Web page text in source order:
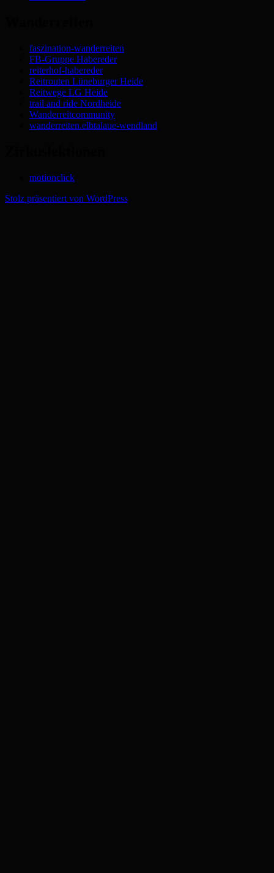
faszination-wanderreiten
FB-Gruppe Habereder
reiterhof-habereder
Reitrouten Lüneburger Heide
Reitwege LG Heide
trail and ride Nordheide
Wanderreitcommunity
wanderreiten.elbtalaue-wendland
motionclick
Stolz präsentiert von WordPress